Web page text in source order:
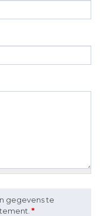
gegevens te
*